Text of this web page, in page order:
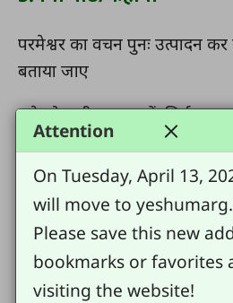
परमेश्वर का वचन पुनः उत्पादन
बताया जाए
इसे छोटा ही बनाए रखें: सिर्फ इतना
उसे समझ सके, उसे मान सके, और
आगे देखें
6.पाठ/कहानी का अभ्यास करें
Attention
On Tuesday, April 13,
will move to
Please save this new
bookmarks or favorites
visiting the website!